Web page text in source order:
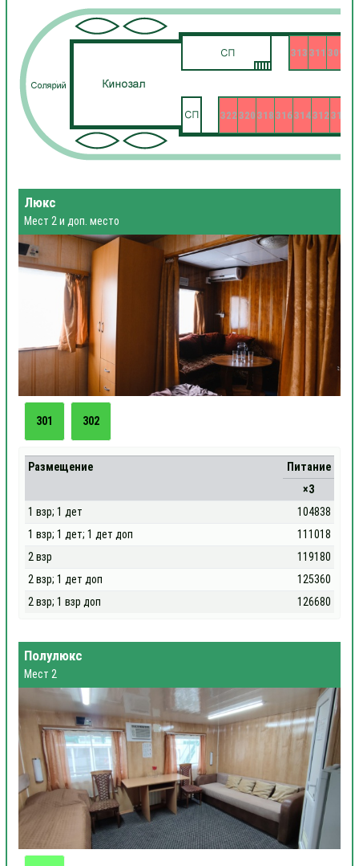
309
310
311
312
313
314
316
318
320
322
Люкс
Мест 2 и доп. место
301 302
Размещение
Питание
×3
1 взр; 1 дет
104838
1 взр; 1 дет; 1 дет доп
111018
2 взр
119180
2 взр; 1 дет доп
125360
2 взр; 1 взр доп
126680
Полулюкс
Мест 2